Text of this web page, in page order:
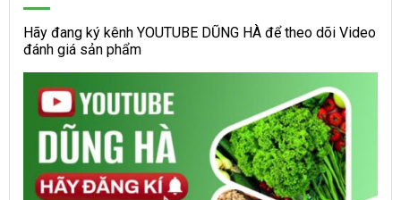
Hãy đang ký kênh YOUTUBE DŨNG HÀ để theo dõi Video
đánh giá sản phẩm